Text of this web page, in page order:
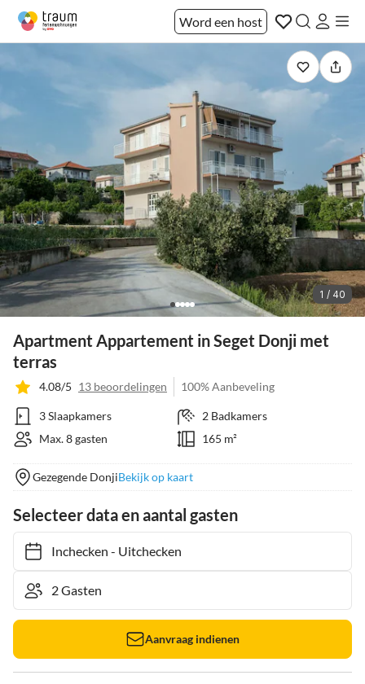
Word een host
1 / 40
Apartment Appartement in Seget Donji met
terras
4.08/5 13 beoordelingen 100% Aanbeveling
3 Slaapkamers
2 Badkamers
Max. 8 gasten
165 m²
Gezegende DonjiBekijk op kaart
Selecteer data en aantal gasten
Inchecken- Uitchecken
Aanvraag indienen